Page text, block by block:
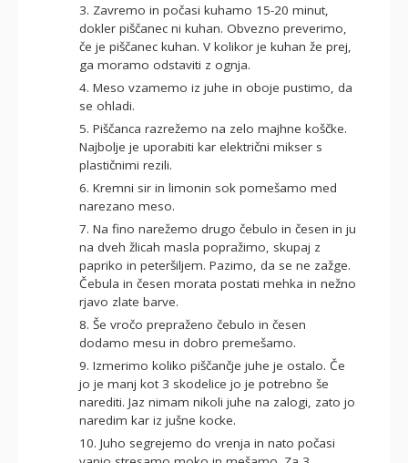
3. Zavremo in počasi kuhamo 15-20 minut,
dokler piščanec ni kuhan. Obvezno preverimo,
če je piščanec kuhan. V kolikor je kuhan že prej,
ga moramo odstaviti z ognja.
4. Meso vzamemo iz juhe in oboje pustimo, da
se ohladi.
5. Piščanca razrežemo na zelo majhne koščke.
Najbolje je uporabiti kar električni mikser s
plastičnimi rezili.
6. Kremni sir in limonin sok pomešamo med
narezano meso.
7. Na fino narežemo drugo čebulo in česen in ju
na dveh žlicah masla popražimo, skupaj z
papriko in peteršiljem. Pazimo, da se ne zažge.
Čebula in česen morata postati mehka in nežno
rjavo zlate barve.
8. Še vročo prepraženo čebulo in česen
dodamo mesu in dobro premešamo.
9. Izmerimo koliko piščančje juhe je ostalo. Če
jo je manj kot 3 skodelice jo je potrebno še
narediti. Jaz nimam nikoli juhe na zalogi, zato jo
naredim kar iz jušne kocke.
10. Juho segrejemo do vrenja in nato počasi